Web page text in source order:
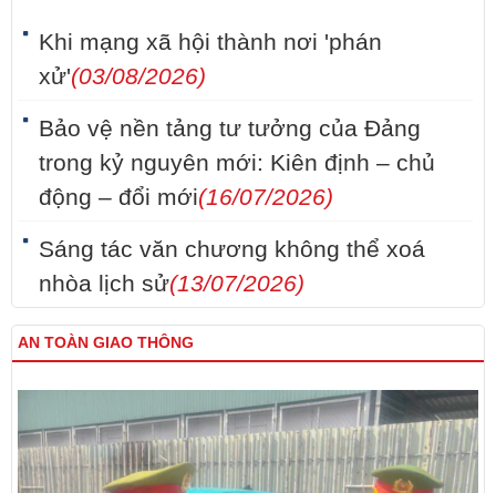
Khi mạng xã hội thành nơi 'phán
xử'(03/08/2026)
Bảo vệ nền tảng tư tưởng của Đảng
trong kỷ nguyên mới: Kiên định – chủ
động – đổi mới(16/07/2026)
Sáng tác văn chương không thể xoá
nhòa lịch sử(13/07/2026)
AN TOÀN GIAO THÔNG